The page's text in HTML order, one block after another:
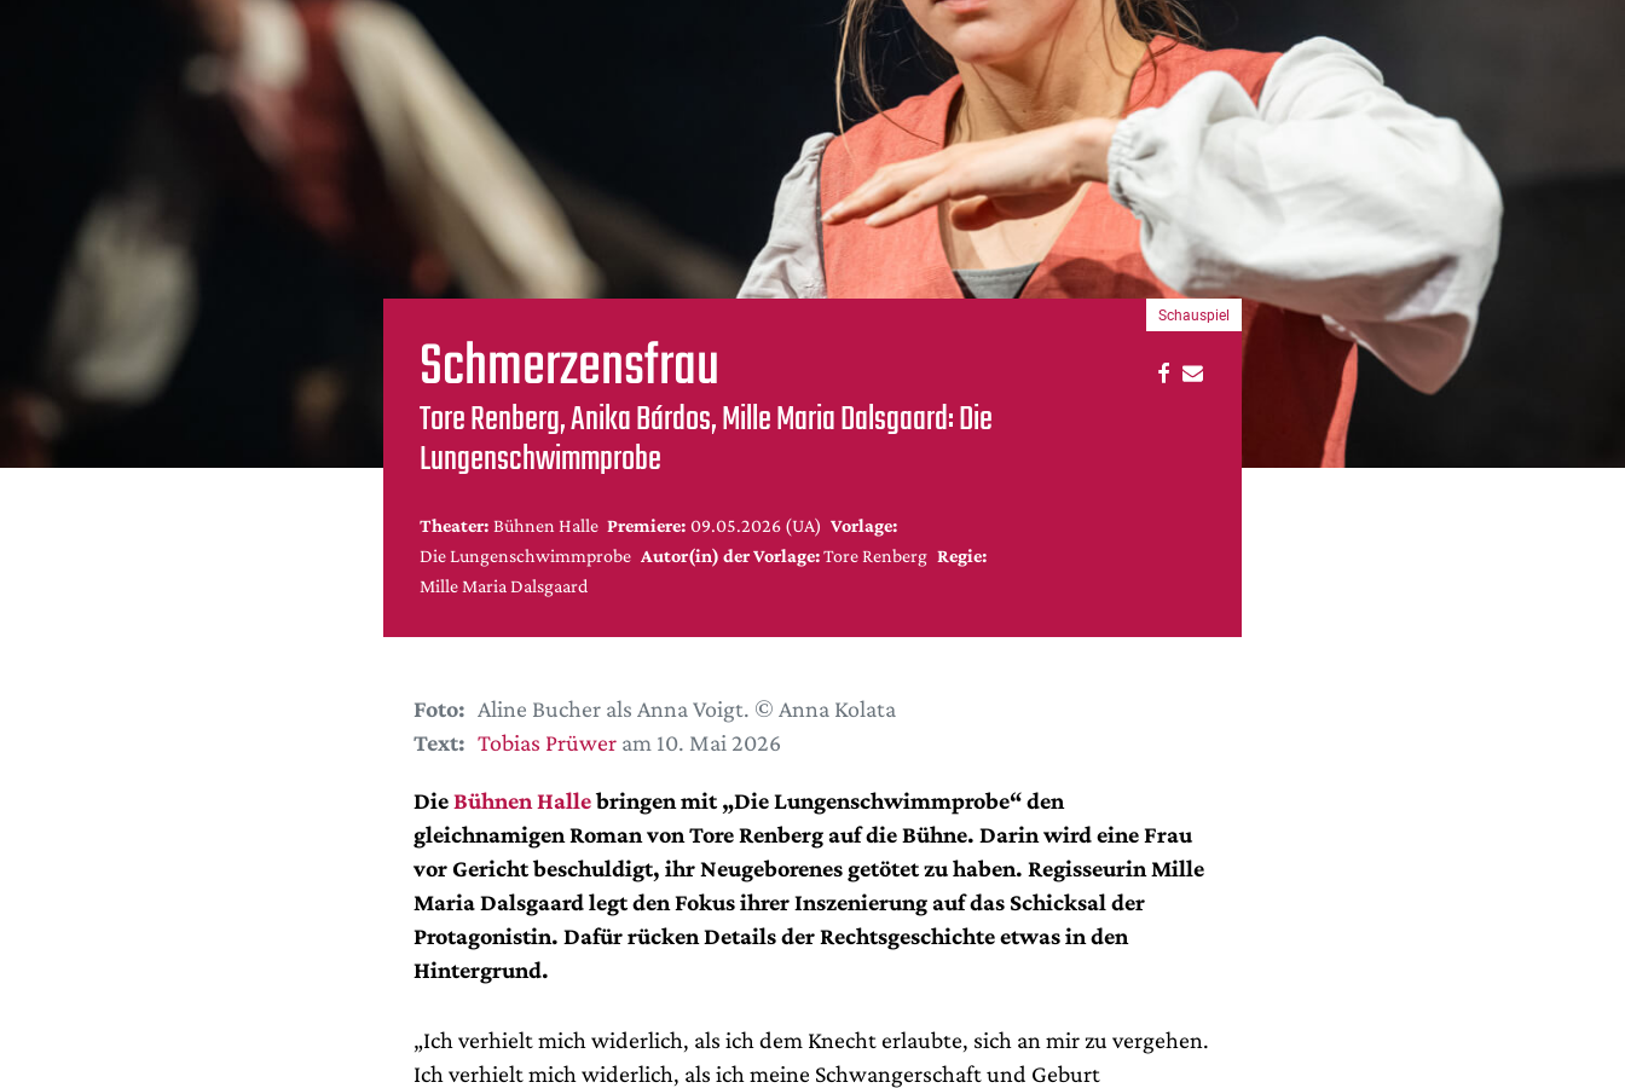
Schmerzensfrau
Tore Renberg, Anika Bárdos, Mille Maria Dalsgaard: Die
Lungenschwimmprobe
Theater: Bühnen Halle Premiere: 09.05.2026 (UA) Vorlage:
Die Lungenschwimmprobe Autor(in) der Vorlage: Tore Renberg Regie:
Mille Maria Dalsgaard
Schauspiel
Foto: Aline Bucher als Anna Voigt. © Anna Kolata
Text: Tobias Prüweram 10. Mai 2026
DieBühnen Hallebringen mit „Die Lungenschwimmprobe“ den
gleichnamigen Roman von Tore Renberg auf die Bühne. Darin wird eine Frau
vor Gericht beschuldigt, ihr Neugeborenes getötet zu haben. Regisseurin Mille
Maria Dalsgaard legt den Fokus ihrer Inszenierung auf das Schicksal der
Protagonistin. Dafür rücken Details der Rechtsgeschichte etwas in den
Hintergrund.
„Ich verhielt mich widerlich, als ich dem Knecht erlaubte, sich an mir zu vergehen.
Ich verhielt mich widerlich, als ich meine Schwangerschaft und Geburt